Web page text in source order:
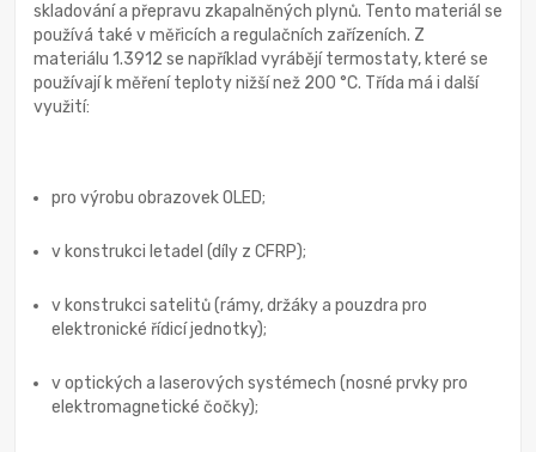
skladování a přepravu zkapalněných plynů. Tento materiál se
používá také v měřicích a regulačních zařízeních. Z
materiálu 1.3912 se například vyrábějí termostaty, které se
používají k měření teploty nižší než 200 °C. Třída má i další
využití:
pro výrobu obrazovek OLED;
v konstrukci letadel (díly z CFRP);
v konstrukci satelitů (rámy, držáky a pouzdra pro
elektronické řídicí jednotky);
v optických a laserových systémech (nosné prvky pro
elektromagnetické čočky);